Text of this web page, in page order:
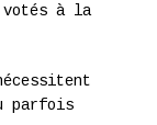
votés à la
parfois